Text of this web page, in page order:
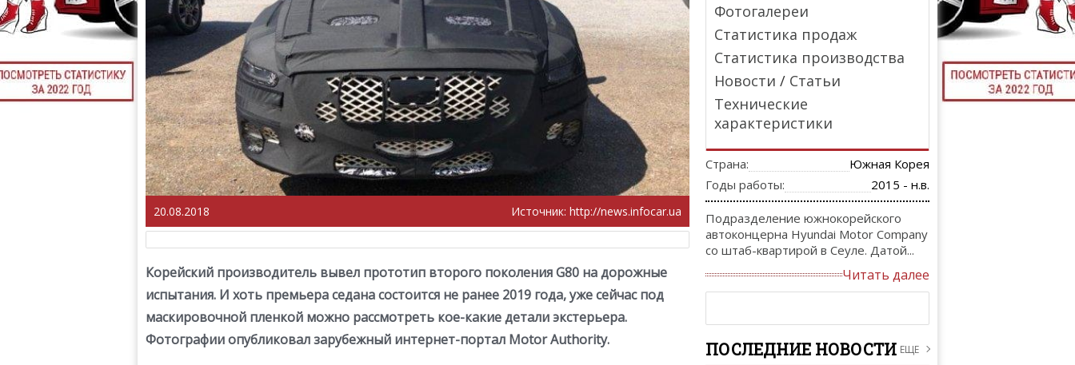
ТЮНИНГ
20.08.2018 Источник: http://news.infocar.ua
Корейский производитель вывел прототип второго поколения G80 на дорожные
испытания. И хоть премьера седана состоится не ранее 2019 года, уже сейчас под
маскировочной пленкой можно рассмотреть кое-какие детали экстерьера.
Фотографии опубликовал зарубежный интернет-портал Motor Authority.
Фотогалереи
Статистика продаж
Статистика производства
Новости / Статьи
Технические
характеристики
Страна:
Южная Корея
Годы работы:
2015 - н.в.
Подразделение южнокорейского
автоконцерна Hyundai Motor Company
со штаб-квартирой в Сеуле. Датой...
Читать далее
ПОСЛЕДНИЕ НОВОСТИ ЕЩЕ